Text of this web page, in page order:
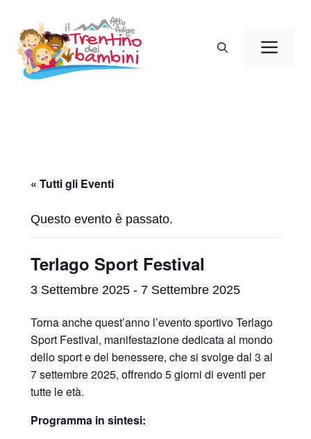
contenuto
« Tutti gli Eventi
Questo evento è passato.
Terlago Sport Festival
3 Settembre 2025 - 7 Settembre 2025
Torna anche quest’anno l’evento sportivo Terlago
Sport Festival, manifestazione dedicata al mondo
dello sport e del benessere, che si svolge dal 3 al
7 settembre 2025, offrendo 5 giorni di eventi per
tutte le età.
Programma in sintesi: